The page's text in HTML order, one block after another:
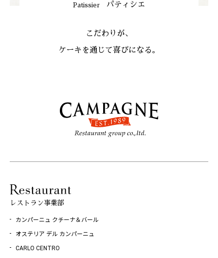
Patissier パティシエ
こだわりが、
ケーキを通じて喜びになる。
レストラン事業部
カンパーニュ クチーナ＆バール
オステリア デル カンパーニュ
CARLO CENTRO